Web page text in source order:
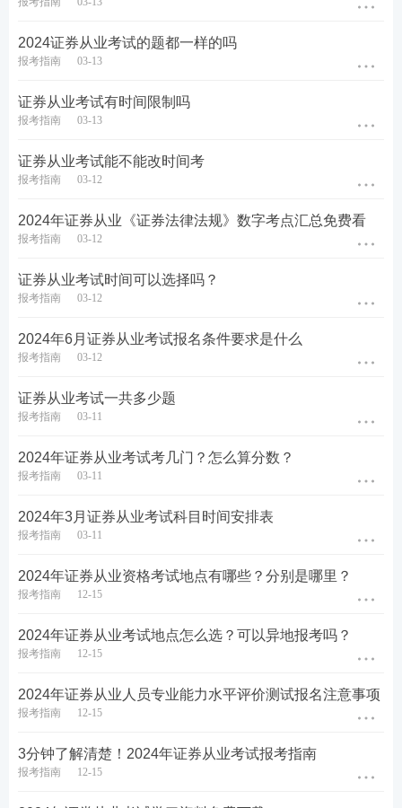
证券备考资料包：
备考学习，证券三色笔记、公式汇总、考前12页纸、
狂背手册、数字考点、真题考点等等总有一款是你需
如果你觉得证券考试内容学习有难度？那么不妨跟着
王佳荣、李泽瑞、孙婧老师一起来学习证券考试内
容，跟着老师的节奏来，逐步攻破难关！拿证快人一
步！快来试听一下
零基础考生建议报名233网校证券课程班，跟着老师
的节奏逐步提升！立即加购>>
阶段 班级 试听
2024证券从业考试的题都一样的吗
报考指南 03-13
证券从业考试有时间限制吗
报考指南 03-13
证券从业考试能不能改时间考
报考指南 03-12
2024年证券从业《证券法律法规》数字考点汇总免费看
报考指南 03-12
证券从业考试时间可以选择吗？
报考指南 03-12
2024年6月证券从业考试报名条件要求是什么
报考指南 03-12
证券从业考试一共多少题
报考指南 03-11
2024年证券从业考试考几门？怎么算分数？
报考指南 03-11
2024年3月证券从业考试科目时间安排表
报考指南 03-11
2024年证券从业资格考试地点有哪些？分别是哪里？
报考指南 12-15
2024年证券从业考试地点怎么选？可以异地报考吗？
报考指南 12-15
2024年证券从业人员专业能力水平评价测试报名注意事项
报考指南 12-15
3分钟了解清楚！2024年证券从业考试报考指南
报考指南 12-15